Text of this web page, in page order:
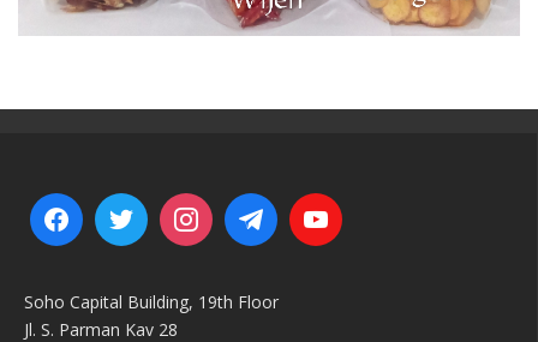
Soho Capital Building, 19th Floor
Jl. S. Parman Kav 28